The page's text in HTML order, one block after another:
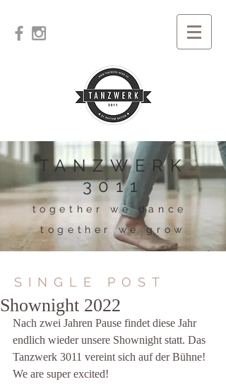
TANZWERK
3011
together we dance
together we grow
SINGLE POST
Shownight 2022
Nach zwei Jahren Pause findet diese Jahr
endlich wieder unsere Shownight statt. Das
Tanzwerk 3011 vereint sich auf der Bühne!
We are super excited!